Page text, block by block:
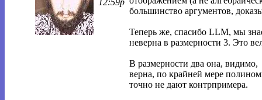
12:59p
большинство аргументов,
Теперь же, спасибо LLM, мы
неверна в размерности 3. Это
В размерности два она, видимо,
верна, по крайней мере
точно не дают контрпримера.